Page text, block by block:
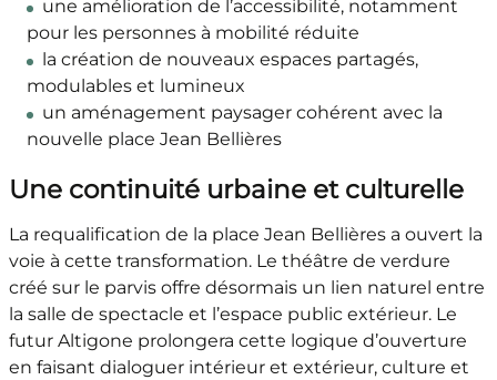
une amélioration de l’accessibilité, notamment
pour les personnes à mobilité réduite
la création de nouveaux espaces partagés,
modulables et lumineux
un aménagement paysager cohérent avec la
nouvelle place Jean Bellières
Une continuité urbaine et culturelle
La requalification de la place Jean Bellières a ouvert la
voie à cette transformation. Le théâtre de verdure
créé sur le parvis offre désormais un lien naturel entre
la salle de spectacle et l’espace public extérieur. Le
futur Altigone prolongera cette logique d’ouverture
en faisant dialoguer intérieur et extérieur, culture et